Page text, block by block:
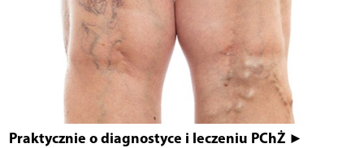
Praktycznie o diagnostyce i leczeniu PChŻ ►